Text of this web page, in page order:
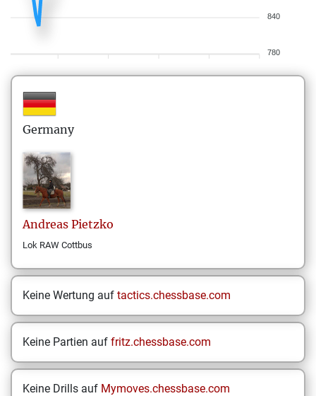
840
780
Germany
Andreas Pietzko
Lok RAW Cottbus
Keine Wertung auf tactics.chessbase.com
Keine Partien auf fritz.chessbase.com
Keine Drills auf Mymoves.chessbase.com